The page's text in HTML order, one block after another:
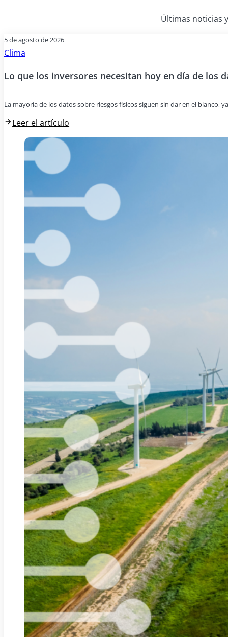
Últimas noticias
5 de agosto de 2026
Clima
Lo que los inversores necesitan hoy en día de los
La mayoría de los datos sobre riesgos físicos siguen sin dar en el blanco,
Leer el artículo